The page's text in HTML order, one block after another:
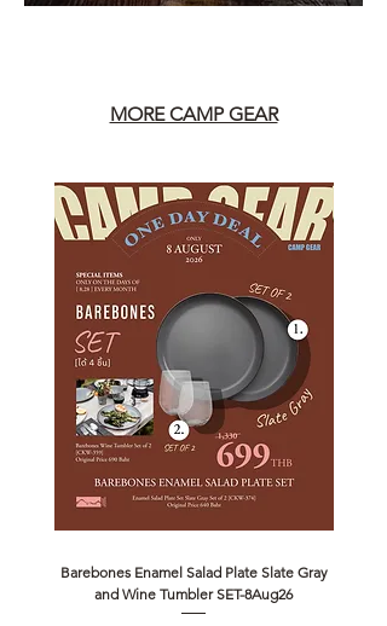
MORE CAMP GEAR
Barebones Enamel Salad Plate Slate Gray
and Wine Tumbler SET-8Aug26